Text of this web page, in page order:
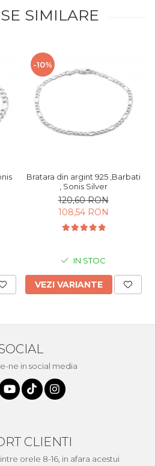
SIMILARE
-10%
Bratara din argint 925 ,Barbati
, Sonis Silver
120,60 RON
108,54 RON
IN STOC
VEZI VARIANTE
ne in social media
CLIENTI
orele 8-16, in afara acestui